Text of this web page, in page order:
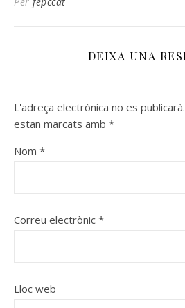
DEIXA UNA
L'adreça electrònica no es publicarà.
estan marcats amb *
Nom *
Correu electrònic *
Lloc web